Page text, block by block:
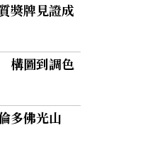
獎牌見證成
構圖到調色
多佛光山